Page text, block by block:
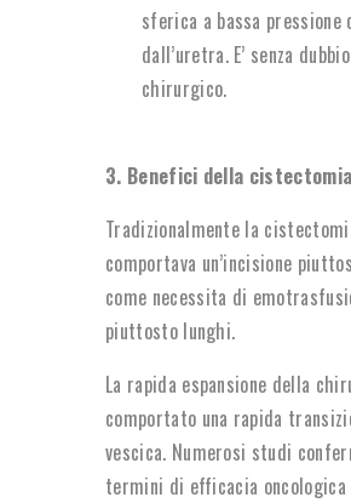
sferica a bassa
dall’uretra. E’ senza
chirurgico.
3. Benefici della
Tradizionalmente la
comportava un’incisione
come necessita di
piuttosto lunghi.
La rapida espansione della
comportato una rapida
vescica. Numerosi studi
termini di efficacia